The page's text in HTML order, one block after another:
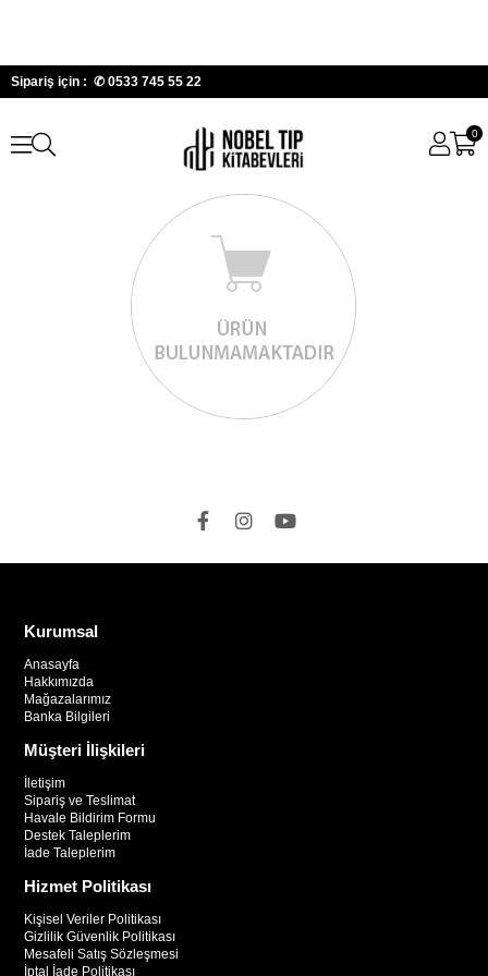
Sipariş için : ✆ 0533 745 55 22
0
Kurumsal
Anasayfa
Hakkımızda
Mağazalarımız
Banka Bilgileri
Müşteri İlişkileri
İletişim
Sipariş ve Teslimat
Havale Bildirim Formu
Destek Taleplerim
İade Taleplerim
Hizmet Politikası
Kişisel Veriler Politikası
Gizlilik Güvenlik Politikası
Mesafeli Satış Sözleşmesi
İptal İade Politikası